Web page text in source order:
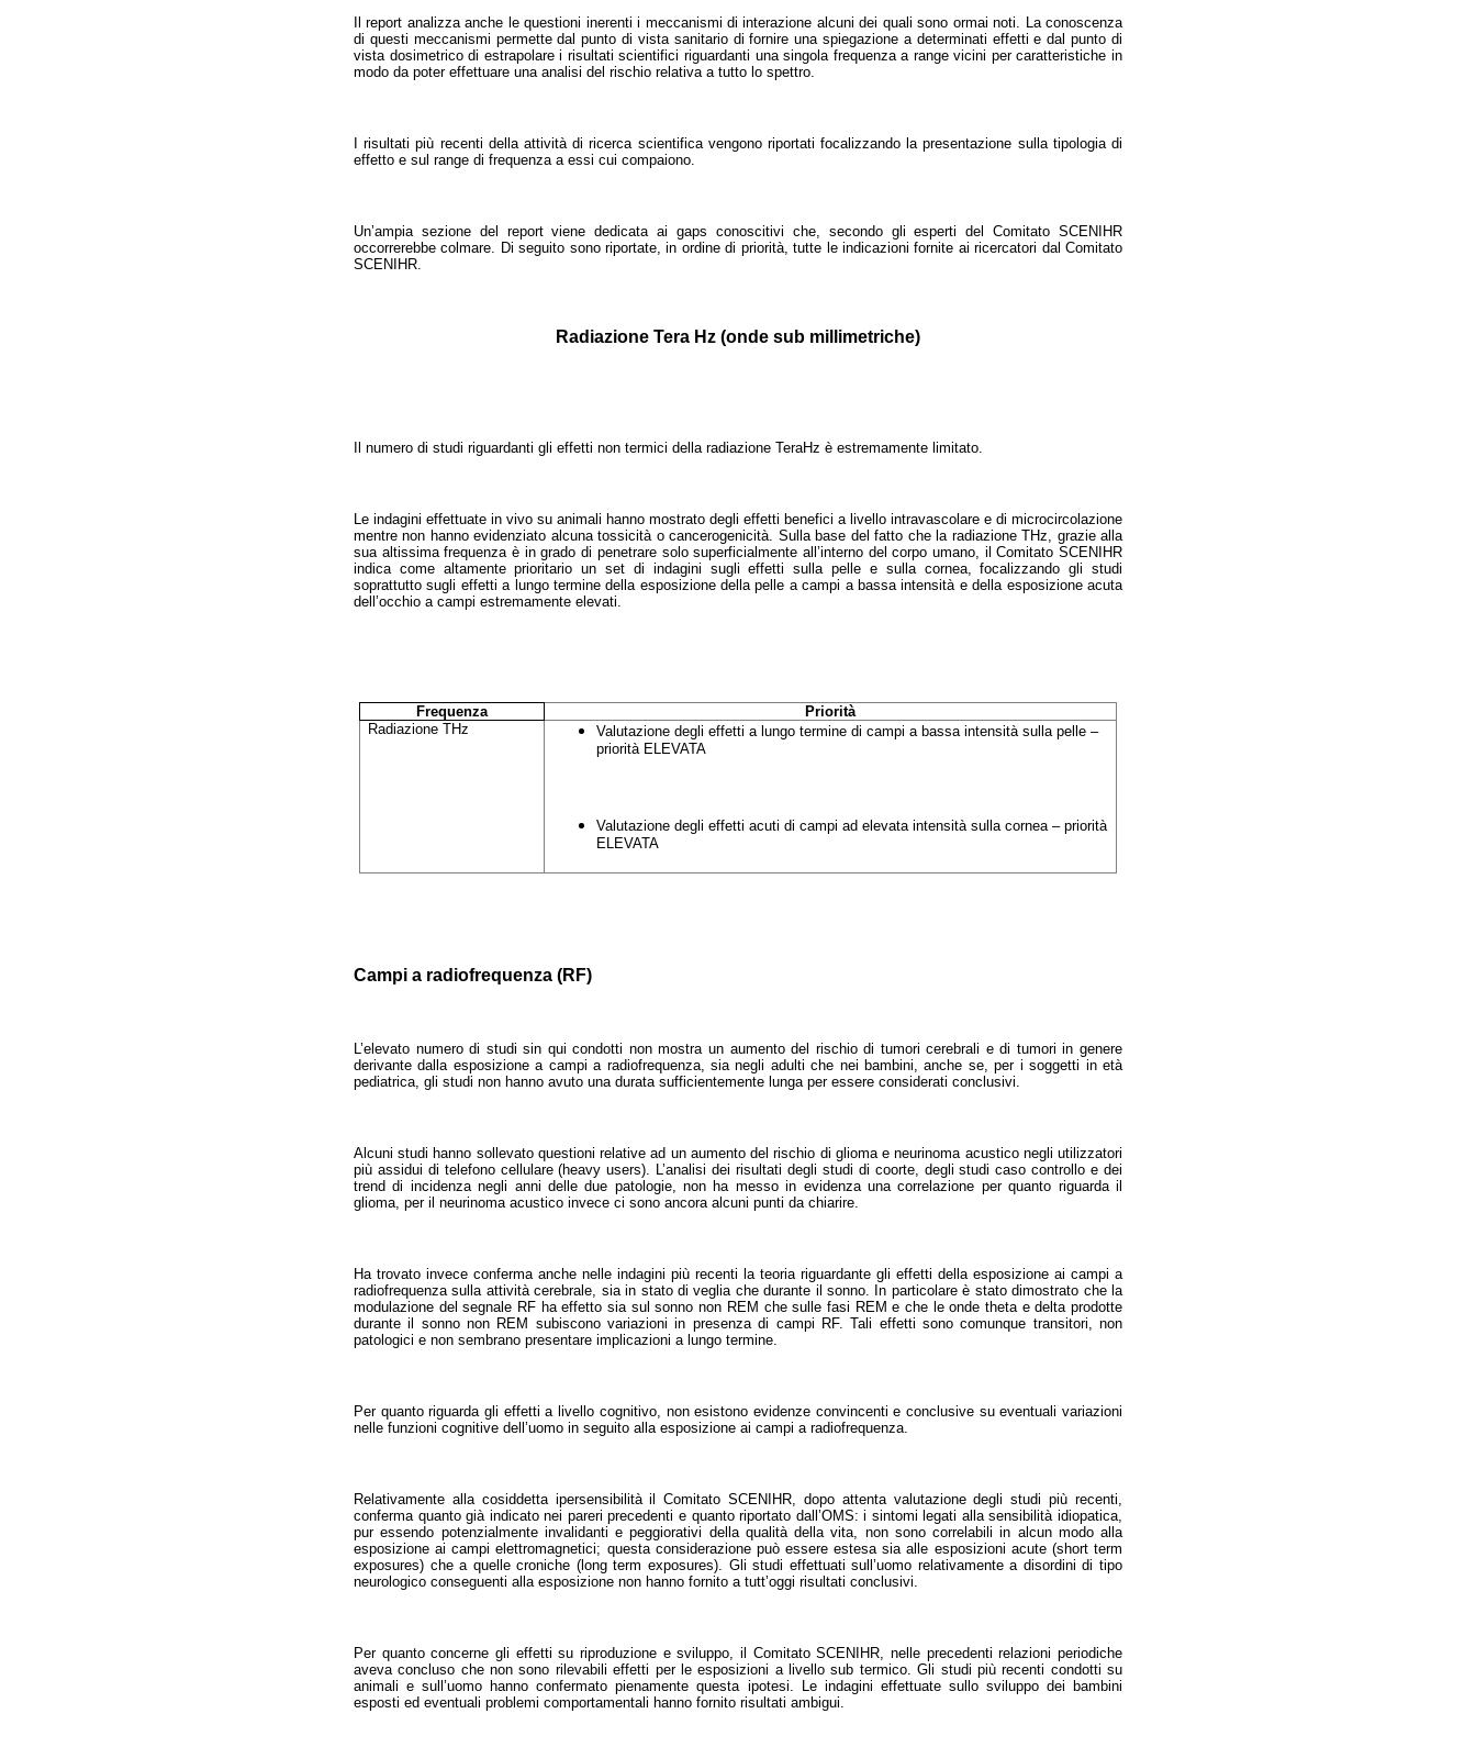
Il report analizza anche le questioni inerenti i meccanismi di interazione alcuni dei quali sono ormai noti. La conoscenza
di questi meccanismi permette dal punto di vista sanitario di fornire una spiegazione a determinati effetti e dal punto di
vista dosimetrico di estrapolare i risultati scientifici riguardanti una singola frequenza a range vicini per caratteristiche in
modo da poter effettuare una analisi del rischio relativa a tutto lo spettro.
I risultati più recenti della attività di ricerca scientifica vengono riportati focalizzando la presentazione sulla tipologia di
effetto e sul range di frequenza a essi cui compaiono.
Un’ampia sezione del report viene dedicata ai gaps conoscitivi che, secondo gli esperti del Comitato SCENIHR
occorrerebbe colmare. Di seguito sono riportate, in ordine di priorità, tutte le indicazioni fornite ai ricercatori dal Comitato
SCENIHR.
Radiazione Tera Hz (onde sub millimetriche)
Il numero di studi riguardanti gli effetti non termici della radiazione TeraHz è estremamente limitato.
Le indagini effettuate in vivo su animali hanno mostrato degli effetti benefici a livello intravascolare e di microcircolazione
mentre non hanno evidenziato alcuna tossicità o cancerogenicità. Sulla base del fatto che la radiazione THz, grazie alla
sua altissima frequenza è in grado di penetrare solo superficialmente all’interno del corpo umano, il Comitato SCENIHR
indica come altamente prioritario un set di indagini sugli effetti sulla pelle e sulla cornea, focalizzando gli studi
soprattutto sugli effetti a lungo termine della esposizione della pelle a campi a bassa intensità e della esposizione acuta
dell’occhio a campi estremamente elevati.
Frequenza
Priorità
Radiazione THz
Valutazione degli effetti a lungo termine di campi a bassa intensità sulla pelle –
priorità ELEVATA
Valutazione degli effetti acuti di campi ad elevata intensità sulla cornea – priorità
ELEVATA
Campi a radiofrequenza (RF)
L’elevato numero di studi sin qui condotti non mostra un aumento del rischio di tumori cerebrali e di tumori in genere
derivante dalla esposizione a campi a radiofrequenza, sia negli adulti che nei bambini, anche se, per i soggetti in età
pediatrica, gli studi non hanno avuto una durata sufficientemente lunga per essere considerati conclusivi.
Alcuni studi hanno sollevato questioni relative ad un aumento del rischio di glioma e neurinoma acustico negli utilizzatori
più assidui di telefono cellulare (heavy users). L’analisi dei risultati degli studi di coorte, degli studi caso controllo e dei
trend di incidenza negli anni delle due patologie, non ha messo in evidenza una correlazione per quanto riguarda il
glioma, per il neurinoma acustico invece ci sono ancora alcuni punti da chiarire.
Ha trovato invece conferma anche nelle indagini più recenti la teoria riguardante gli effetti della esposizione ai campi a
radiofrequenza sulla attività cerebrale, sia in stato di veglia che durante il sonno. In particolare è stato dimostrato che la
modulazione del segnale RF ha effetto sia sul sonno non REM che sulle fasi REM e che le onde theta e delta prodotte
durante il sonno non REM subiscono variazioni in presenza di campi RF. Tali effetti sono comunque transitori, non
patologici e non sembrano presentare implicazioni a lungo termine.
Per quanto riguarda gli effetti a livello cognitivo, non esistono evidenze convincenti e conclusive su eventuali variazioni
nelle funzioni cognitive dell’uomo in seguito alla esposizione ai campi a radiofrequenza.
Relativamente alla cosiddetta ipersensibilità il Comitato SCENIHR, dopo attenta valutazione degli studi più recenti,
conferma quanto già indicato nei pareri precedenti e quanto riportato dall’OMS: i sintomi legati alla sensibilità idiopatica,
pur essendo potenzialmente invalidanti e peggiorativi della qualità della vita, non sono correlabili in alcun modo alla
esposizione ai campi elettromagnetici; questa considerazione può essere estesa sia alle esposizioni acute (short term
exposures) che a quelle croniche (long term exposures). Gli studi effettuati sull’uomo relativamente a disordini di tipo
neurologico conseguenti alla esposizione non hanno fornito a tutt’oggi risultati conclusivi.
Per quanto concerne gli effetti su riproduzione e sviluppo, il Comitato SCENIHR, nelle precedenti relazioni periodiche
aveva concluso che non sono rilevabili effetti per le esposizioni a livello sub termico. Gli studi più recenti condotti su
animali e sull’uomo hanno confermato pienamente questa ipotesi. Le indagini effettuate sullo sviluppo dei bambini
esposti ed eventuali problemi comportamentali hanno fornito risultati ambigui.